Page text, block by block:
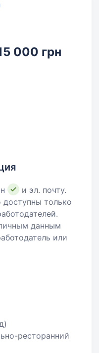
000 грн
и эл. почту.
только
данным
или
ресторанний